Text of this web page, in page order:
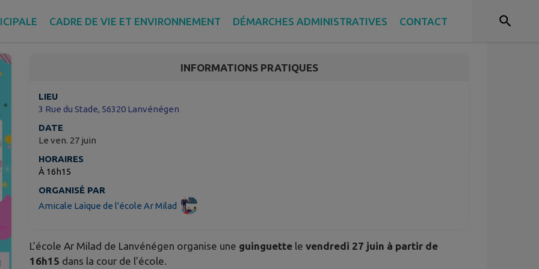
CADRE DE VIE ET ENVIRONNEMENT DÉMARCHES ADMINISTRATIVES CONTACT
INFORMATIONS PRATIQUES
LIEU
3 Rue du Stade, 56320 Lanvénégen
DATE
Le ven. 27 juin
HORAIRES
À 16h15
ORGANISÉ PAR
Amicale Laïque de l'école Ar Milad
L’école Ar Milad de Lanvénégen organise une guinguette le vendredi 27 juin à partir de
16h15 dans la cour de l’école.